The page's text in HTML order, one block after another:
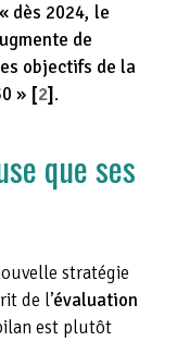
« dès 2024, le
de
objectifs de la
» [2].
que ses
stratégie
de l’évaluation
est plutôt